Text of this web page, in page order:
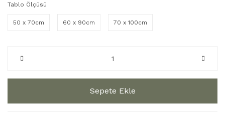
Tablo Ölçüsü
50 x 70cm 60 x 90cm 70 x 100cm
Sepete Ekle